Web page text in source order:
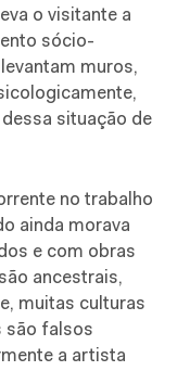
o visitante a
sócio-
muros,
situação de
no trabalho
ainda morava
e com obras
ancestrais,
muitas culturas
são falsos
a artista